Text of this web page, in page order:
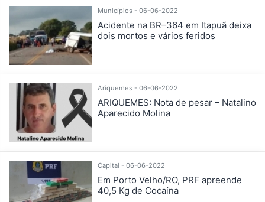
Municípios - 06-06-2022
Acidente na BR–364 em Itapuã deixa
dois mortos e vários feridos
Ariquemes - 06-06-2022
ARIQUEMES: Nota de pesar – Natalino
Aparecido Molina
Capital - 06-06-2022
Em Porto Velho/RO, PRF apreende
40,5 Kg de Cocaína